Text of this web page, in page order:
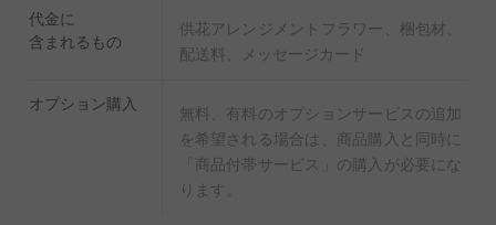
代金に
含まれるもの
供花アレンジメントフラワー、梱包材、
配送料、メッセージカード
オプション購入
無料、有料のオプションサービスの追加
を希望される場合は、商品購入と同時に
「商品付帯サービス」の購入が必要にな
ります。